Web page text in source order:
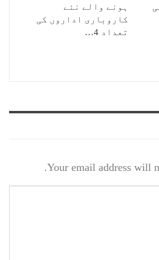
ہونے والے نئے
کاروباری اداروں کی
تعداد 4…
Your email address will